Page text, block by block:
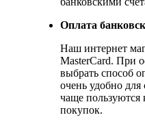
Оплата
Наш интернет
MasterCard. При
выбрать способ
очень удобно
чаще
покупок.